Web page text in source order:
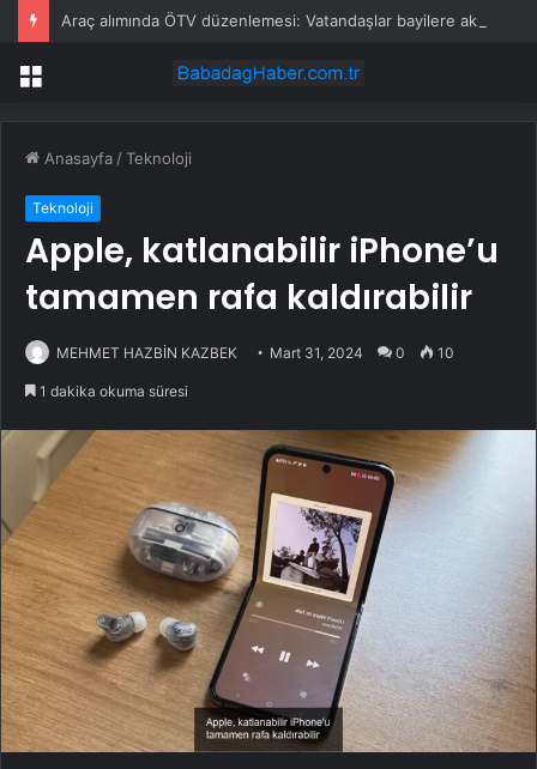
Menü
Anasayfa /Teknoloji
Teknoloji
Apple, katlanabilir iPhone’u
tamamen rafa kaldırabilir
MEHMET HAZBİN KAZBEK Mart 31, 2024 0 10
1 dakika okuma süresi